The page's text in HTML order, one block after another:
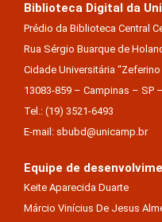
Biblioteca Digital da
Prédio da Biblioteca Central
Rua Sérgio Buarque de
Cidade Universitária
13083-859 – Campinas – SP
Tel.: (19) 3521-6493
E-mail: sbubd@unicamp.br
Equipe de
Keite Aparecida Duarte
Márcio Vinícius De Jesus